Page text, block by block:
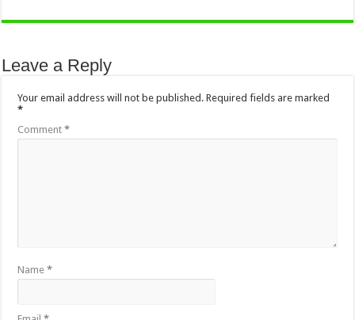
Leave a Reply
Your email address will not be published. Required fields are marked
*
Comment*
Name*